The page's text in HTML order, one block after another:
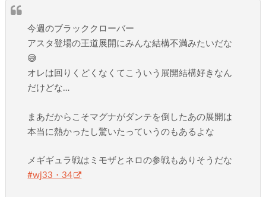
今週のブラッククローバー
アスタ登場の王道展開にみんな結構不満みたいだな
😅
オレは回りくどくなくてこういう展開結構好きなん
だけどな…
まあだからこそマグナがダンテを倒したあの展開は
本当に熱かったし驚いたっていうのもあるよな
メギギュラ戦はミモザとネロの参戦もありそうだな
#wj33・34